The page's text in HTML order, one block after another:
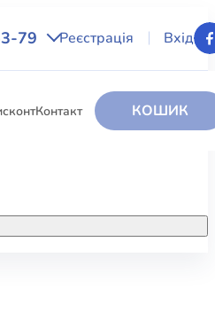
79 Реєстрація Вхід
Контакт КОШИК